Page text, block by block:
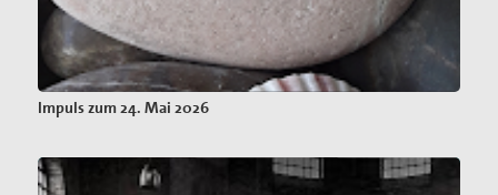
Impuls zum 24. Mai 2026